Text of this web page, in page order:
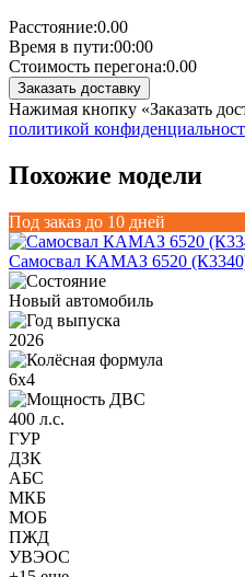
Расстояние:0.00
Время в пути:00:00
Стоимость перегона:0.00
Заказать доставку
Нажимая кнопку «Заказать
политикой
Похожие модели
Под заказ до 10 дней
Самосвал КАМАЗ 6520
Новый автомобиль
2026
6х4
400 л.с.
ГУР
ДЗК
АБС
МКБ
МОБ
ПЖД
УВЭОС